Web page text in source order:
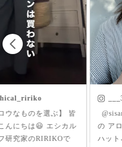
___301m
ㅤㅤㅤ @sisam_fairtrade_official
の アローツバヒロワイヤー
ハット👒 広めのつばは可愛